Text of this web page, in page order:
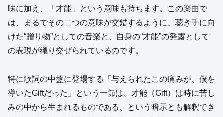
味に加え、「才能」という意味も持ちます。この楽曲で
は、まるでその二つの意味が交錯するように、聴き手に向
けた“贈り物”としての音楽と、自身の“才能”の発露として
の表現が織り交ぜられているのです。
特に歌詞の中盤に登場する「与えられたこの痛みが、僕を
導いたGiftだった」という一節は、才能（Gift）は時に苦し
みの中から生まれるものである、という暗示とも解釈でき